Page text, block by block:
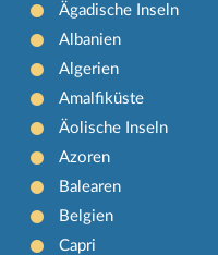
Ägadische Inseln
Albanien
Algerien
Amalfiküste
Äolische Inseln
Azoren
Balearen
Belgien
Capri